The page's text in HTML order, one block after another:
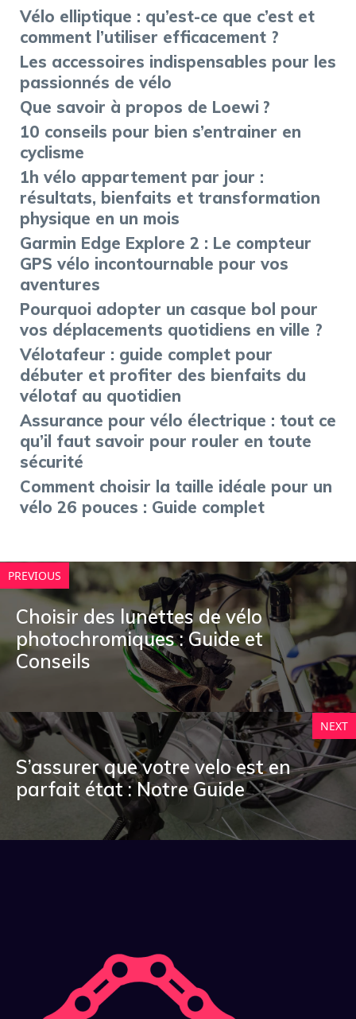
Vélo elliptique : qu’est-ce que c’est et
comment l’utiliser efficacement ?
Les accessoires indispensables pour les
passionnés de vélo
Que savoir à propos de Loewi ?
10 conseils pour bien s’entrainer en
cyclisme
1h vélo appartement par jour :
résultats, bienfaits et transformation
physique en un mois
Garmin Edge Explore 2 : Le compteur
GPS vélo incontournable pour vos
aventures
Pourquoi adopter un casque bol pour
vos déplacements quotidiens en ville ?
Vélotafeur : guide complet pour
débuter et profiter des bienfaits du
vélotaf au quotidien
Assurance pour vélo électrique : tout ce
qu’il faut savoir pour rouler en toute
sécurité
Comment choisir la taille idéale pour un
vélo 26 pouces : Guide complet
PREVIOUS
Choisir des lunettes de vélo
photochromiques : Guide et
Conseils
NEXT
S’assurer que votre velo est en
parfait état : Notre Guide